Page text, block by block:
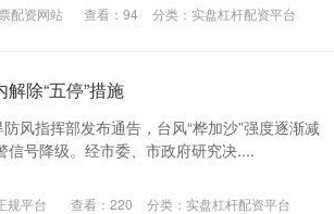
配资网站 查看： 94 分类： 实盘杠杆配资平台
除“五停”措施
风指挥部发布通告，台风“桦加沙”强度逐渐减
号降级。经市委、市政府研究决....
规平台 查看： 220 分类： 实盘杠杆配资平台